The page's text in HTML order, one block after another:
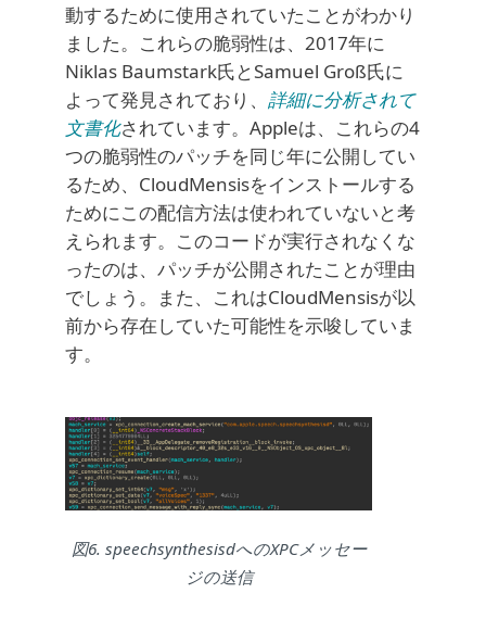
動するために使用されていたことがわかり
ました。これらの脆弱性は、2017年に
Niklas Baumstark氏とSamuel Groß氏に
よって発見されており、 詳細に分析されて
文書化されています。Appleは、これらの4
つの脆弱性のパッチを同じ年に公開してい
るため、CloudMensisをインストールする
ためにこの配信方法は使われていないと考
えられます。このコードが実行されなくな
ったのは、パッチが公開されたことが理由
でしょう。また、これはCloudMensisが以
前から存在していた可能性を示唆していま
す。
図6. speechsynthesisdへのXPCメッセー
ジの送信